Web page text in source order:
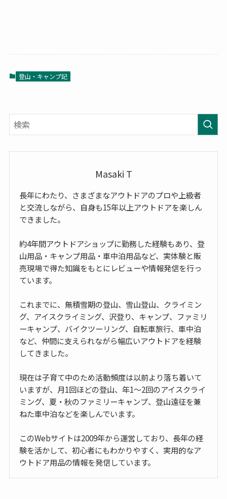
登山・キャンプ記
Masaki T
長年にわたり、さまざまなアウトドアのプロや上級者
と交流しながら、自身も15年以上アウトドアを楽しん
できました。
約4年間アウトドアショップに勤務した経験もあり、登
山用品・キャンプ用品・車中泊用品など、実体験と販
売現場で得た知識をもとにレビューや情報発信を行っ
ています。
これまでに、無積雪期の登山、雪山登山、クライミン
グ、アイスクライミング、沢登り、キャンプ、ファミリ
ーキャンプ、バイクツーリング、自転車旅行、車中泊
など、仲間に支えられながら幅広いアウトドアを経験
してきました。
現在は子育て中のため活動頻度は以前より落ち着いて
いますが、月1回ほどの登山、年1〜2回のアイスクライ
ミング、夏・秋のファミリーキャンプ、登山遠征を兼
ねた車中泊などを楽しんでいます。
このWebサイトは2009年から運営しており、長年の経
験を活かして、初心者にもわかりやすく、実用的なア
ウトドア用品の情報を発信しています。